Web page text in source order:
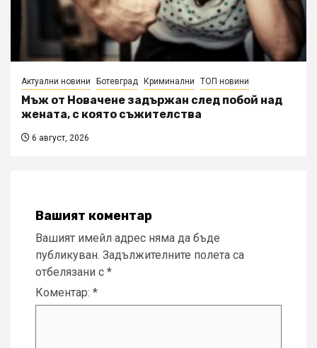
Актуални новини Ботевград Криминални ТОП новини
Мъж от Новачене задържан след побой над
жената, с която съжителства
6 август, 2026
Вашият коментар
Вашият имейл адрес няма да бъде
публикуван. Задължителните полета са
отбелязани с *
Коментар: *